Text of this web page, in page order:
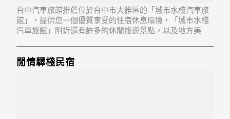
台中汽車旅館推薦位於台中市大雅區的「城市水棧汽車旅
館」，提供您一個優質享受的住宿休息環境，「城市水棧
汽車旅館」附近還有許多的休閒旅遊景點，以及地方美
閒情驛棧民宿